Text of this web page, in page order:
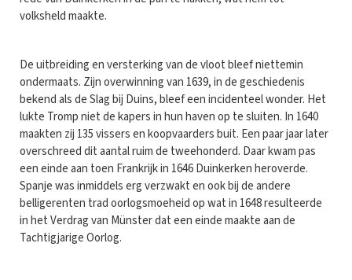
volksheld maakte.
De uitbreiding en versterking van de vloot bleef niettemin
ondermaats. Zijn overwinning van 1639, in de geschiedenis
bekend als de Slag bij Duins, bleef een incidenteel wonder. Het
lukte Tromp niet de kapers in hun haven op te sluiten. In 1640
maakten zij 135 vissers en koopvaarders buit. Een paar jaar later
overschreed dit aantal ruim de tweehonderd. Daar kwam pas
een einde aan toen Frankrijk in 1646 Duinkerken heroverde.
Spanje was inmiddels erg verzwakt en ook bij de andere
belligerenten trad oorlogsmoeheid op wat in 1648 resulteerde
in het Verdrag van Münster dat een einde maakte aan de
Tachtigjarige Oorlog.